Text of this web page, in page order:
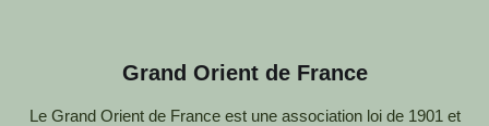
Grand Orient de France
Le Grand Orient de France est une association loi de 1901 et